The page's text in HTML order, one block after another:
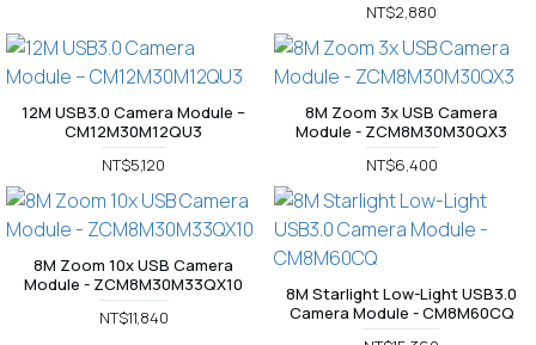
NT$2,880
12M USB3.0 Camera Module –
CM12M30M12QU3
NT$5,120
8M Zoom 3x USB Camera
Module - ZCM8M30M30QX3
NT$6,400
8M Zoom 10x USB Camera
Module - ZCM8M30M33QX10
NT$11,840
8M Starlight Low-Light USB3.0
Camera Module - CM8M60CQ